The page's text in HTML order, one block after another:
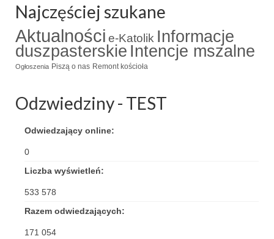
Narodowy Dzień Pamięci “Żołnierzy
Wyklętych” 2018
Galerie 2017
Remont plebanii 2017
Wprowadzenie nowego Proboszcza
Zaprzyjaźnione strony
Kontakt
Najczęściej szukane
Aktualności e-Katolik Informacje
duszpasterskie Intencje mszalne
Ogłoszenia Piszą o nas Remont kościoła
Odzwiedziny - TEST
Odwiedzający online:
0
Liczba wyświetleń:
533 578
Razem odwiedzających:
171 054